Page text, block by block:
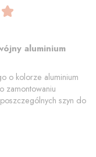
aluminium
o kolorze aluminium
zamontowaniu
szyn do